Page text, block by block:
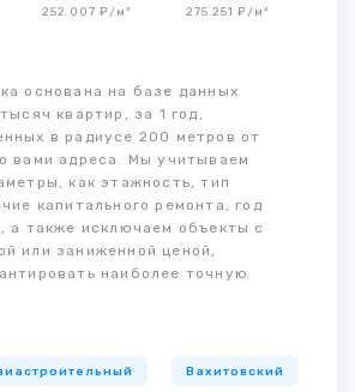
252 007 ₽/м² 275 251 ₽/м²
основана на базе данных
квартир, за 1 год,
в радиусе 200 метров от
вами адреса. Мы учитываем
как этажность, тип
капитального ремонта, год
а также исключаем объекты с
или заниженной ценой,
наиболее точную
Вахитовский